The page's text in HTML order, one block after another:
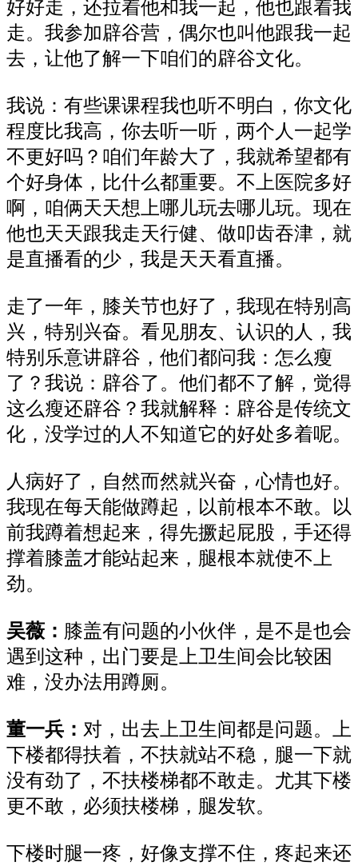
好好走，还拉着他和我一起，他也跟着我
走。我参加辟谷营，偶尔也叫他跟我一起
去，让他了解一下咱们的辟谷文化。
我说：有些课课程我也听不明白，你文化
程度比我高，你去听一听，两个人一起学
不更好吗？咱们年龄大了，我就希望都有
个好身体，比什么都重要。不上医院多好
啊，咱俩天天想上哪儿玩去哪儿玩。现在
他也天天跟我走天行健、做叩齿吞津，就
是直播看的少，我是天天看直播。
走了一年，膝关节也好了，我现在特别高
兴，特别兴奋。看见朋友、认识的人，我
特别乐意讲辟谷，他们都问我：怎么瘦
了？我说：辟谷了。他们都不了解，觉得
这么瘦还辟谷？我就解释：辟谷是传统文
化，没学过的人不知道它的好处多着呢。
人病好了，自然而然就兴奋，心情也好。
我现在每天能做蹲起，以前根本不敢。以
前我蹲着想起来，得先撅起屁股，手还得
撑着膝盖才能站起来，腿根本就使不上
劲。
吴薇： 膝盖有问题的小伙伴，是不是也会
遇到这种，出门要是上卫生间会比较困
难，没办法用蹲厕。
董一兵： 对，出去上卫生间都是问题。上
下楼都得扶着，不扶就站不稳，腿一下就
没有劲了，不扶楼梯都不敢走。尤其下楼
更不敢，必须扶楼梯，腿发软。
下楼时腿一疼，好像支撑不住，疼起来还